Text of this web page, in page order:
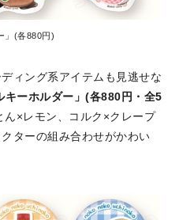
」(各880円)
ィング系アイテムも見逃せな
キーホルダー」(各880円・全5
ん×レモン、コルク×クレープ
ターの組み合わせがかわい